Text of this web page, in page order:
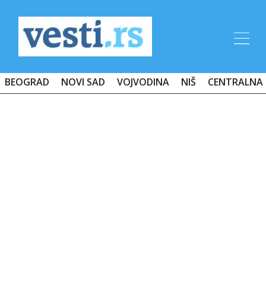
BEOGRAD NOVI SAD VOJVODINA NIŠ CENTRALNA